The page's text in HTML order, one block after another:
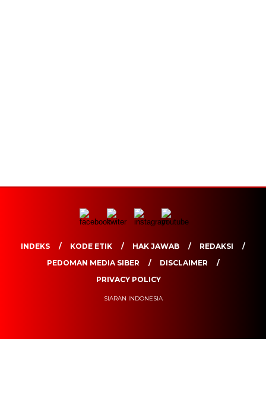
INDEKS KODE ETIK HAK JAWAB
REDAKSI
PEDOMAN MEDIA SIBER
DISCLAIMER
PRIVACY POLICY
SIARAN INDONESIA